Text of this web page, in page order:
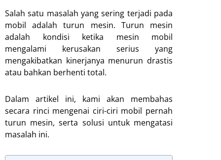
Salah satu masalah yang sering terjadi pada
mobil adalah turun mesin. Turun mesin
adalah kondisi ketika mesin mobil
mengalami kerusakan serius yang
mengakibatkan kinerjanya menurun drastis
atau bahkan berhenti total.
Dalam artikel ini, kami akan membahas
secara rinci mengenai ciri-ciri mobil pernah
turun mesin, serta solusi untuk mengatasi
masalah ini.